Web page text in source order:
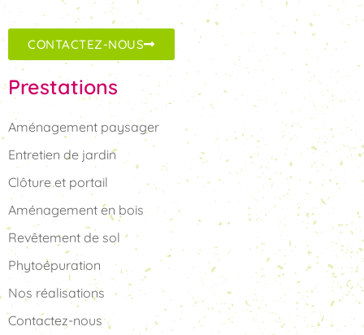
CONTACTEZ-NOUS
Prestations
Aménagement paysager
Entretien de jardin
Clôture et portail
Aménagement en bois
Revêtement de sol
Phytoépuration
Nos réalisations
Contactez-nous